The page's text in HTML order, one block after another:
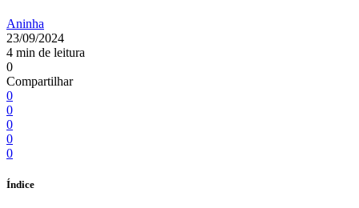
Aninha
23/09/2024
4 min de leitura
0
Compartilhar
0
0
0
0
0
Índice